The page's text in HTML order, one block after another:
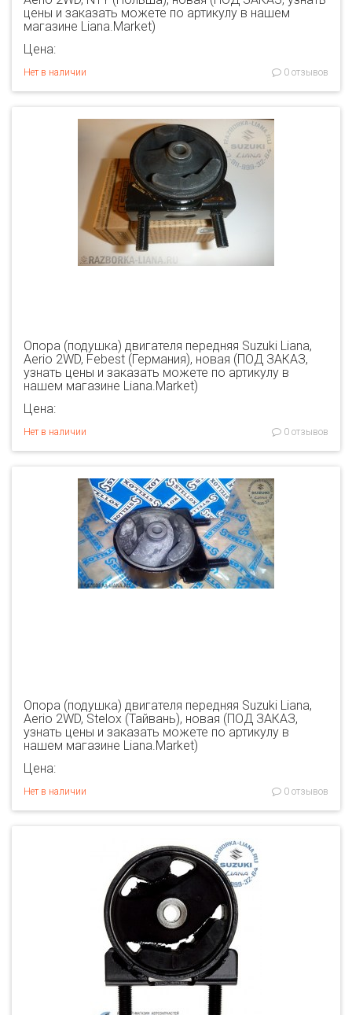
цены и заказать можете по артикулу в нашем
магазине Liana.Market)
Цена:
Нет в наличии 0 отзывов
Опора (подушка) двигателя передняя Suzuki Liana,
Aerio 2WD, Febest (Германия), новая (ПОД ЗАКАЗ,
узнать цены и заказать можете по артикулу в
нашем магазине Liana.Market)
Цена:
Нет в наличии 0 отзывов
Опора (подушка) двигателя передняя Suzuki Liana,
Aerio 2WD, Stelox (Тайвань), новая (ПОД ЗАКАЗ,
узнать цены и заказать можете по артикулу в
нашем магазине Liana.Market)
Цена:
Нет в наличии 0 отзывов